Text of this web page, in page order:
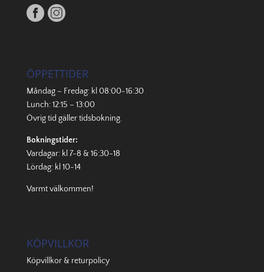
ÖPPETTIDER
Måndag – Fredag: kl 08:00-16:30
Lunch: 12:15 – 13:00
Övrig tid gällertidsbokning.
Bokningstider:
Vardagar: kl 7-8 & 16:30-18
Lördag: kl 10-14
Varmt välkommen!
KÖPVILLKOR
Köpvillkor & returpolicy